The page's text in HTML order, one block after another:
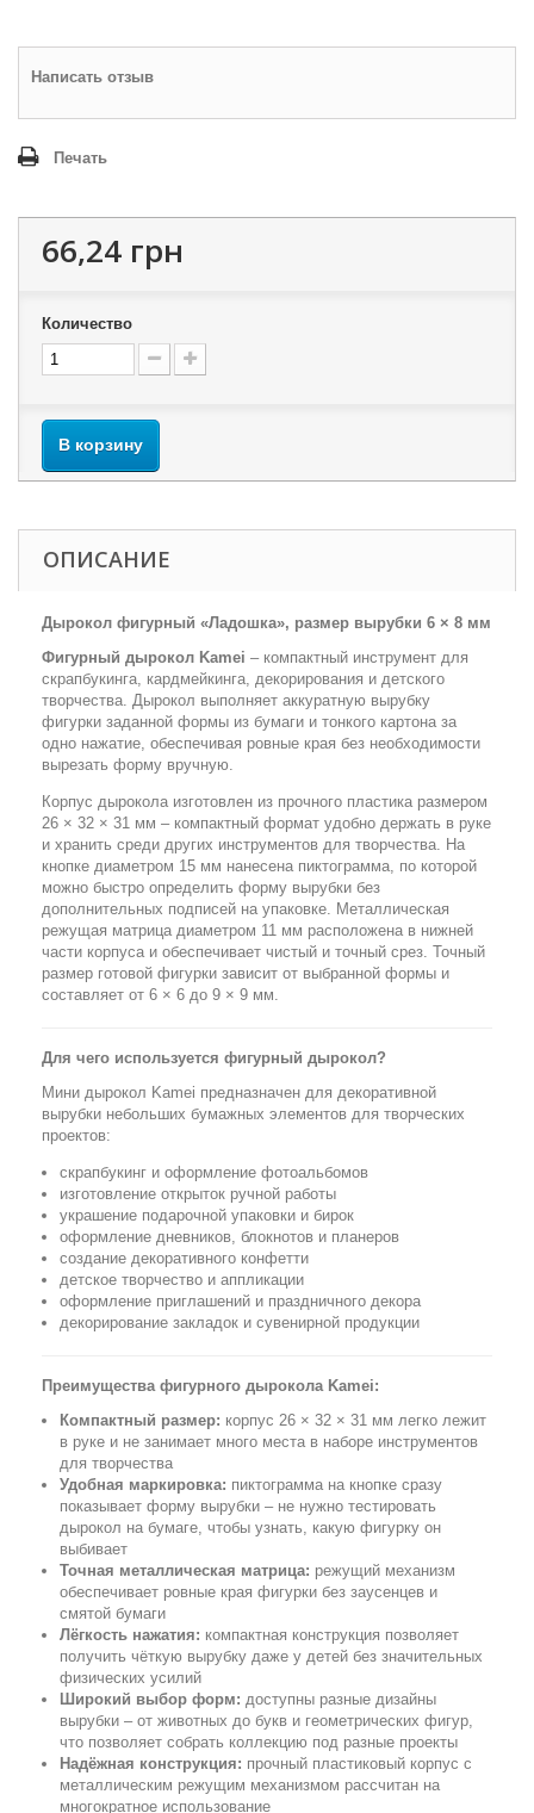
Написать отзыв
Печать
66,24 грн
Количество
В корзину
ОПИСАНИЕ
Дырокол фигурный «Ладошка», размер вырубки 6 × 8 мм
Фигурный дырокол Kamei – компактный инструмент для
скрапбукинга, кардмейкинга, декорирования и детского
творчества. Дырокол выполняет аккуратную вырубку
фигурки заданной формы из бумаги и тонкого картона за
одно нажатие, обеспечивая ровные края без необходимости
вырезать форму вручную.
Корпус дырокола изготовлен из прочного пластика размером
26 × 32 × 31 мм – компактный формат удобно держать в руке
и хранить среди других инструментов для творчества. На
кнопке диаметром 15 мм нанесена пиктограмма, по которой
можно быстро определить форму вырубки без
дополнительных подписей на упаковке. Металлическая
режущая матрица диаметром 11 мм расположена в нижней
части корпуса и обеспечивает чистый и точный срез. Точный
размер готовой фигурки зависит от выбранной формы и
составляет от 6 × 6 до 9 × 9 мм.
Для чего используется фигурный дырокол?
Мини дырокол Kamei предназначен для декоративной
вырубки небольших бумажных элементов для творческих
проектов:
скрапбукинг и оформление фотоальбомов
изготовление открыток ручной работы
украшение подарочной упаковки и бирок
оформление дневников, блокнотов и планеров
создание декоративного конфетти
детское творчество и аппликации
оформление приглашений и праздничного декора
декорирование закладок и сувенирной продукции
Преимущества фигурного дырокола Kamei:
Компактный размер: корпус 26 × 32 × 31 мм легко лежит
в руке и не занимает много места в наборе инструментов
для творчества
Удобная маркировка: пиктограмма на кнопке сразу
показывает форму вырубки – не нужно тестировать
дырокол на бумаге, чтобы узнать, какую фигурку он
выбивает
Точная металлическая матрица: режущий механизм
обеспечивает ровные края фигурки без заусенцев и
смятой бумаги
Лёгкость нажатия: компактная конструкция позволяет
получить чёткую вырубку даже у детей без значительных
физических усилий
Широкий выбор форм: доступны разные дизайны
вырубки – от животных до букв и геометрических фигур,
что позволяет собрать коллекцию под разные проекты
Надёжная конструкция: прочный пластиковый корпус с
металлическим режущим механизмом рассчитан на
многократное использование